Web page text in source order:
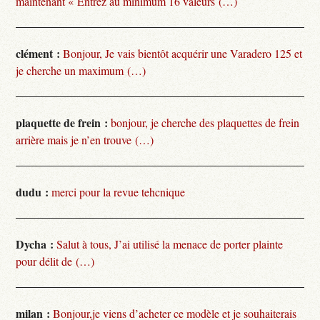
clément : Bonjour, Je vais bientôt acquérir une Varadero 125 et
je cherche un maximum (…)
plaquette de frein : bonjour, je cherche des plaquettes de frein
arrière mais je n’en trouve (…)
dudu : merci pour la revue tehcnique
Dycha : Salut à tous, J’ai utilisé la menace de porter plainte
pour délit de (…)
milan : Bonjour,je viens d’acheter ce modèle et je souhaiterais